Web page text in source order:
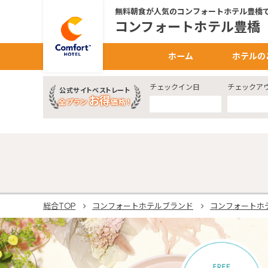
無料朝食が人気のコンフォートホテル豊橋
コンフォートホテル豊橋
ホーム ホテルの
公式サイトベストレート
全プランお得価格！
チェックイン日 チェックア
総合TOP コンフォートホテルブランド コンフォートホ